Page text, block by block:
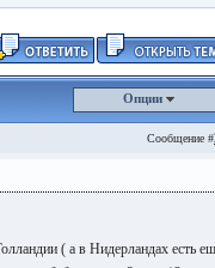
Опции
Сообщение #
( а в Нидерландах есть